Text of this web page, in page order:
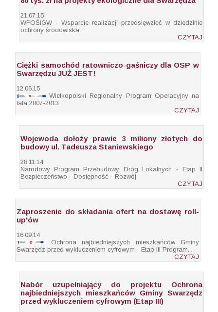
21.07.15
WFOŚiGW - Wsparcie realizacji przedsięwzięć w dziedzinie
ochrony środowiska
CZYTAJ
Ciężki samochód ratowniczo-gaśniczy dla OSP w
Swarzędzu JUŻ JEST!
12.06.15
Wielkopolski Regionalny Program Operacyjny na
lata 2007-2013
CZYTAJ
Wojewoda dołoży prawie 3 miliony złotych do
budowy ul. Tadeusza Staniewskiego
28.11.14
Narodowy Program Przebudowy Dróg Lokalnych - Etap II
Bezpieczeństwo - Dostępność - Rozwój
CZYTAJ
Zaproszenie do składania ofert na dostawę roll-
up'ów
16.09.14
Ochrona najbiedniejszych mieszkańców Gminy
Swarzędz przed wykluczeniem cyfrowym - Etap III Program...
CZYTAJ
Nabór uzupełniający do projektu Ochrona
najbiedniejszych mieszkańców Gminy Swarzędz
przed wykluczeniem cyfrowym (Etap III)